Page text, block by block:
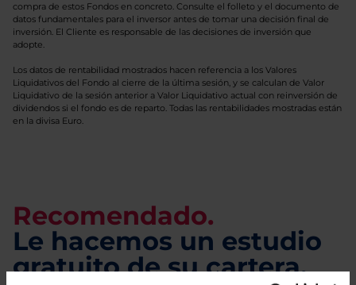
compra de estos Fondos en concreto. Consulte el folleto y el documento de
datos fundamentales para el inversor antes de tomar una decisión final de
inversión. El Cliente es responsable de las decisiones de inversión que
adopte.
Los datos de rentabilidad mostrados hacen referencia a los Valores
Liquidativos del Fondo al cierre de la última sesión, y se calculan de Valor
Liquidativo de la sesión anterior a Valor Liquidativo actual con reinversión de
dividendos si el fondo es de reparto. Todas las rentabilidades mostradas están
en la divisa Euro.
Recomendado.
Le hacemos un estudio
gratuito de su cartera.